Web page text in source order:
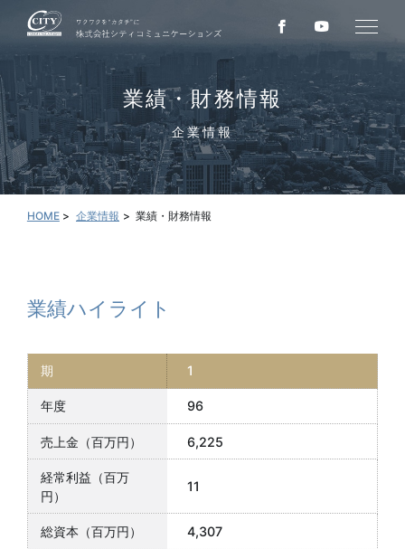
業績・財務情報
企業情報
HOME 企業情報 業績・財務情報
業績ハイライト
1
96
6,225
11
4,307